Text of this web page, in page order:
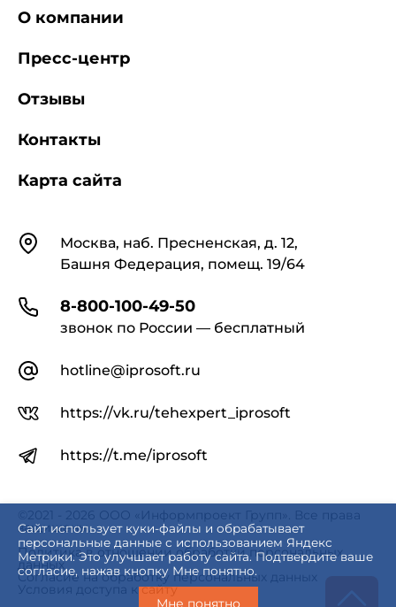
Сайт использует куки-файлы и обрабатывает
персональные данные с использованием Яндекс
Метрики. Это улучшает работу сайта. Подтвердите ваше
согласие, нажав кнопку Мне понятно.
Мне понятно
КонтактыМосква, наб. Пресненская, д. 12,
Башня Федерация, помещ. 19/64
8-800-100-49-50
звонок по России — бесплатный
hotline@iprosoft.ru
https://vk.ru/tehexpert_iprosoft
https://t.me/iprosoft
О компании
Пресс-центр
Отзывы
Контакты
Карта сайта
©2021 - 2026 ООО «Информпроект Групп». Все права
защищены.
Политика в отношении обработки персональных
данных
Согласие на обработку персональных данных
Условия доступа к сайту